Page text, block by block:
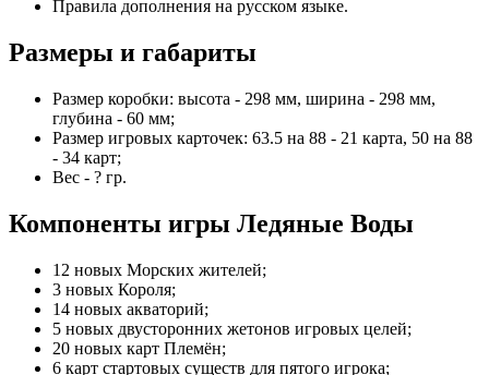
Правила дополнения на русском языке.
Размеры и габариты
Размер коробки: высота - 298 мм, ширина - 298 мм,
глубина - 60 мм;
Размер игровых карточек: 63.5 на 88 - 21 карта, 50 на 88
- 34 карт;
Вес - ? гр.
Компоненты игры Ледяные Воды
12 новых Морских жителей;
3 новых Короля;
14 новых акваторий;
5 новых двусторонних жетонов игровых целей;
20 новых карт Племён;
6 карт стартовых существ для пятого игрока;